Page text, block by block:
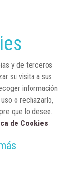
Farmacia: un
ha adaptado a
y de terceros
su visita a sus
información
o rechazarlo,
que lo desee.
de Cookies.